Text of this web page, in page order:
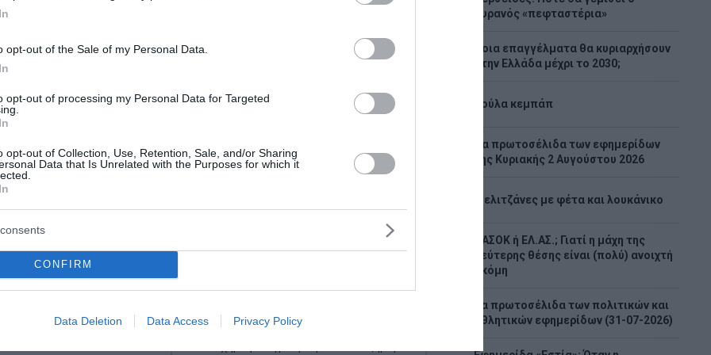
opt-out of the Sale of my Personal Data.
opt-out of processing my Personal Data for Targeted
opt-out of Collection, Use, Retention, Sale, and/or Sharing
Data that Is Unrelated with the Purposes for which it
CONFIRM
Data Deletion Data Access Privacy Policy
λευκό κουτάβι που
μέλος αγέλης
που είχε γίνει μέλος
άφησε την τελευταία του
περίπου πενήντα
λύκων, χαρ...
37χρονος που είχε
τραυματιστεί σε τροχαίο με
αγριογούρουνο
από τη ζωή ο 37χρονος Γ. Α., ο οποίος
είχε τραυματιστεί σοβαρά σε τροχαίο
ουρανός «πεφταστέρια»
Ποια επαγγέλματα θα κυριαρχήσουν
στην Ελλάδα μέχρι το 2030;
Λούλα κεμπάπ
Tα πρωτοσέλιδα των εφημερίδων
της Κυριακής 2 Αυγούστου 2026
Μελιτζάνες με φέτα και λουκάνικο
ΠΑΣΟΚ ή ΕΛ.ΑΣ.; Γιατί η μάχη της
δεύτερης θέσης είναι (πολύ) ανοιχτή
ακόμη
Τα πρωτοσέλιδα των πολιτικών και
αθλητικών εφημερίδων (31-07-2026)